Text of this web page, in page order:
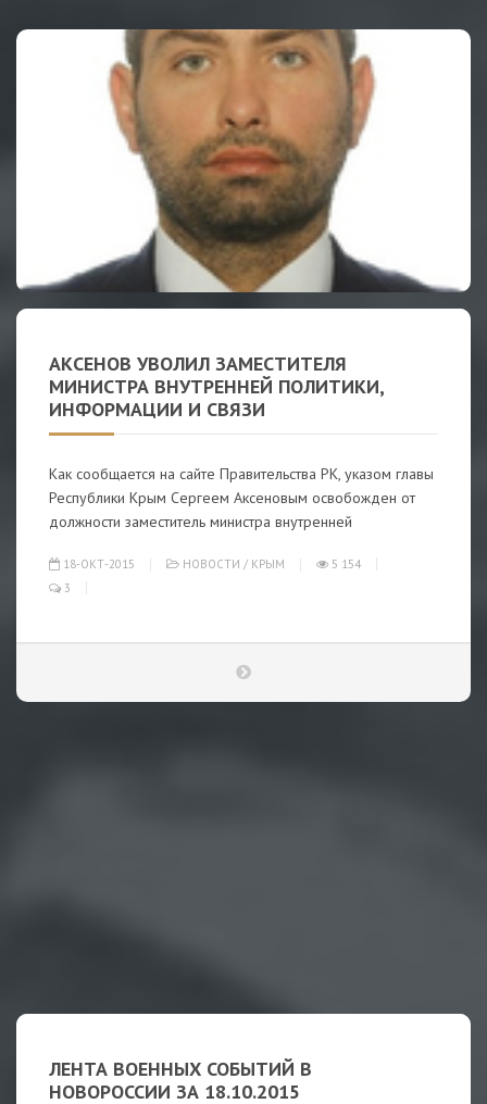
АКСЕНОВ УВОЛИЛ ЗАМЕСТИТЕЛЯ
МИНИСТРА ВНУТРЕННЕЙ ПОЛИТИКИ,
ИНФОРМАЦИИ И СВЯЗИ
Как сообщается на сайте Правительства РК, указом главы
Республики Крым Сергеем Аксеновым освобожден от
должности заместитель министра внутренней
18-ОКТ-2015 НОВОСТИ / КРЫМ
5 154
3
ЛЕНТА ВОЕННЫХ СОБЫТИЙ В
НОВОРОССИИ ЗА 18.10.2015